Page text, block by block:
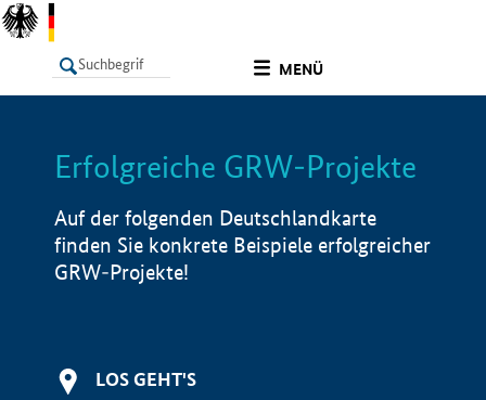
MENÜ
LISTE Info
Erfolgreiche GRW-Projekte
Auf der folgenden Deutschlandkarte
finden Sie konkrete Beispiele erfolgreicher
GRW-Projekte!
LOS GEHT'S